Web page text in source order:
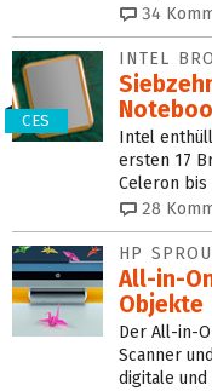
34
CES
INTEL
Intel
ersten 17
Celeron bis
28
HP
All-in-
Objekte
Der All-in-
Scanner
digitale